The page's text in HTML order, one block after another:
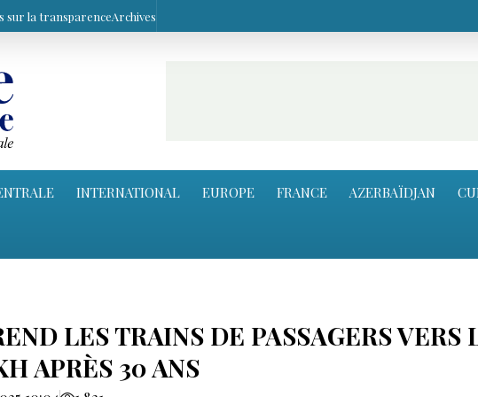
sur la transparenceArchives
INTERNATIONAL EUROPE FRANCE AZERBAÏDJAN
LES TRAINS DE PASSAGERS VERS
APRÈS 30 ANS